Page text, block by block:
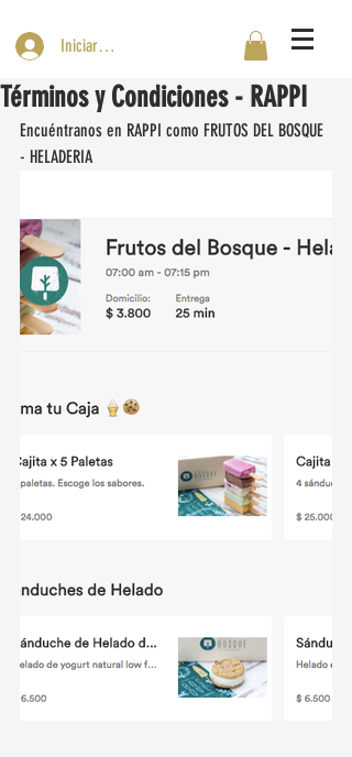
Iniciar sesión
Términos y Condiciones - RAPPI
Encuéntranos en RAPPI como FRUTOS DEL BOSQUE
- HELADERIA